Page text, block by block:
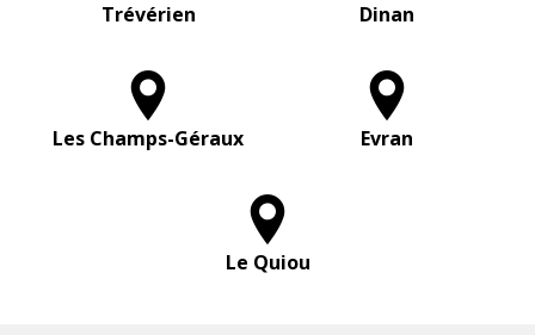
Trévérien Dinan
Les Champs-Géraux Evran
Le Quiou